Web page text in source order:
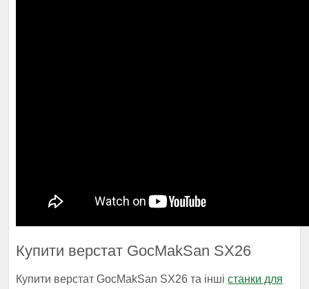
Купити верстат GocMakSan SX26
Купити верстат GocMakSan SX26 та інші станки для